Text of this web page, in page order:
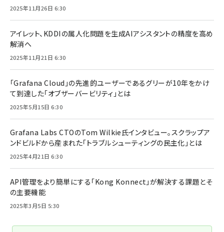
2025年11月26日 6:30
アイレット、KDDIの属人化問題を生成AIアシスタントの精度を高め
解消へ
2025年11月21日 6:30
「Grafana Cloud」の先進的ユーザーであるグリーが10年をかけ
て到達した「オブザーバービリティ」とは
2025年5月15日 6:30
Grafana Labs CTOのTom Wilkie氏インタビュー。スクラップア
ンドビルドから産まれた「トラブルシューティングの民主化」とは
2025年4月21日 6:30
API管理をより簡単にする「Kong Konnect」が解決する課題とそ
の主要機能
2025年3月5日 5:30